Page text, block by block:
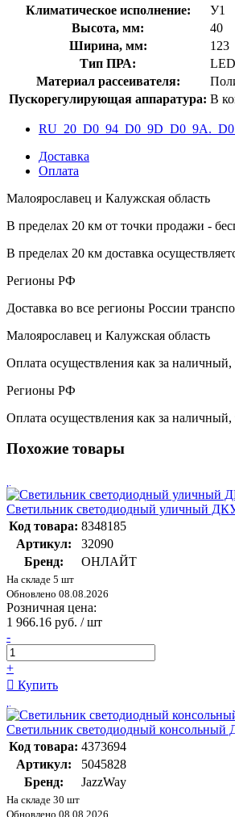
Климатическое исполнение:
У1
Высота, мм:
40
Ширина, мм:
123
Тип ПРА:
Материал рассеивателя:
Пускорегулирующая аппаратура: В
Доставка
Оплата
Малоярославец и Калужская область
В пределах 20 км от точки продажи -
В пределах 20 км доставка
Регионы РФ
Доставка во все регионы России
Малоярославец и Калужская область
Оплата осуществления как за
Регионы РФ
Оплата осуществления как за
Похожие товары
Светильник светодиодный уличный
Код товара: 8348185
Артикул:
32090
Бренд:
ОНЛАЙТ
На складе 5 шт
Обновлено 08.08.2026
Розничная цена:
1 966.16 руб. / шт
-
+
Купить
Светильник светодиодный консольный
Код товара: 4373694
Артикул:
5045828
Бренд:
JazzWay
На складе 30 шт
Обновлено 08.08.2026